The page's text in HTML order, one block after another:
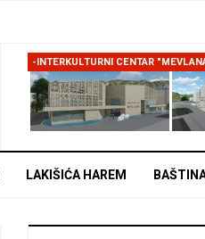
-INTERKULTURNI CENTAR
LAKIŠIĆA HAREM